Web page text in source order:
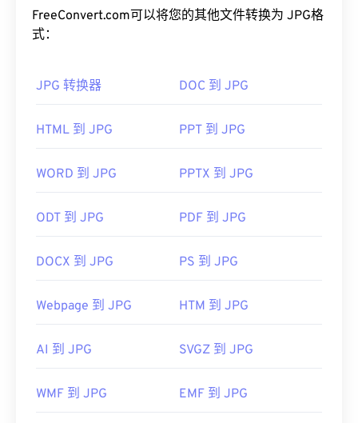
和创建程序。要转换 ICO 文件，请考虑使用我们的
在线
一个常用的 ICO 文件处理程序是 GNU 图像处理程序
Paint、Apple Preview IrfanView 。
首次发布：1985年11月20日
https://en.wikipedia.org/wiki/ICO_(file_format)
https://www.webdesignerdepot.com/2009/03/
JPEG 压缩工具将文件大小减少高达 80%！
如果您需要更好的压缩效果，您可以将
几乎所有图像查看器程序和应用程序都能识别并打开
像查看器、图像编辑器或网页浏览器中打开它。要选
开方式”。
Microsoft Photos 等 Microsoft应用程序以及
JPEG 图像大小，请使用我们的 图像调整器
首次发布：
1992年9月18日
FreeConvert.com可以将您的其他文件转换为 JPG格
式：
JPG 转换器 DOC 到 JPG
HTML 到 JPG PPT 到 JPG
WORD 到 JPG PPTX 到 JPG
ODT 到 JPG PDF 到 JPG
DOCX 到 JPG PS 到 JPG
Webpage 到 JPG HTM 到 JPG
AI 到 JPG SVGZ 到 JPG
WMF 到 JPG EMF 到 JPG